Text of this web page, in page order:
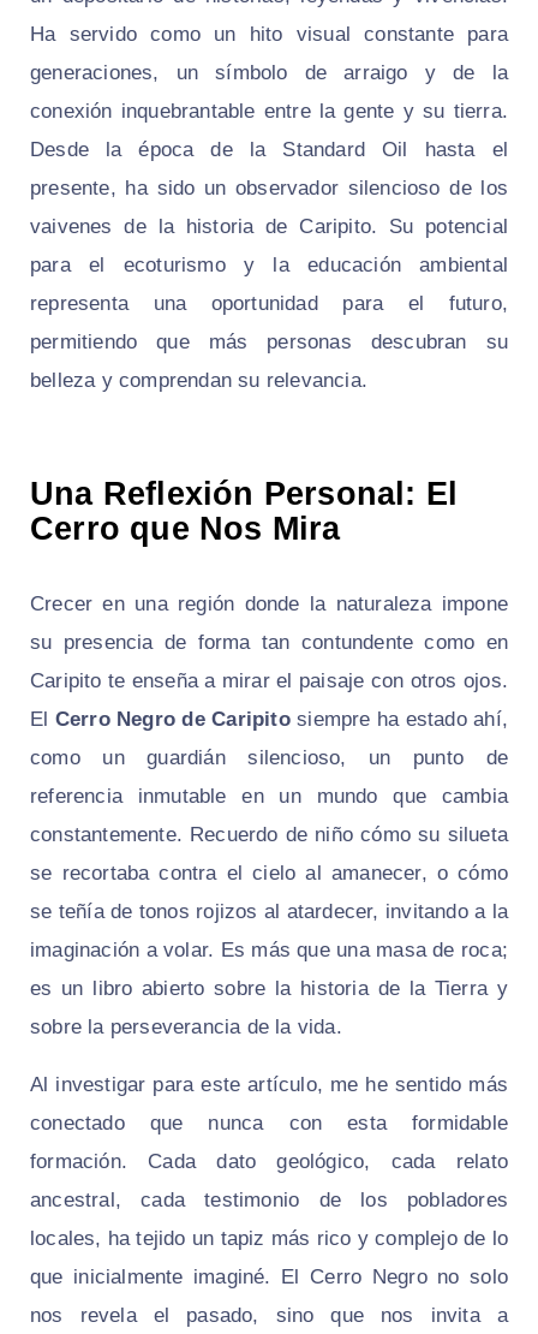
Ha servido como un hito visual constante para
generaciones, un símbolo de arraigo y de la
conexión inquebrantable entre la gente y su tierra.
Desde la época de la Standard Oil hasta el
presente, ha sido un observador silencioso de los
vaivenes de la historia de Caripito. Su potencial
para el ecoturismo y la educación ambiental
representa una oportunidad para el futuro,
permitiendo que más personas descubran su
belleza y comprendan su relevancia.
Una Reflexión Personal: El
Cerro que Nos Mira
Crecer en una región donde la naturaleza impone
su presencia de forma tan contundente como en
Caripito te enseña a mirar el paisaje con otros ojos.
El Cerro Negro de Caripitosiempre ha estado ahí,
como un guardián silencioso, un punto de
referencia inmutable en un mundo que cambia
constantemente. Recuerdo de niño cómo su silueta
se recortaba contra el cielo al amanecer, o cómo
se teñía de tonos rojizos al atardecer, invitando a la
imaginación a volar. Es más que una masa de roca;
es un libro abierto sobre la historia de la Tierra y
sobre la perseverancia de la vida.
Al investigar para este artículo, me he sentido más
conectado que nunca con esta formidable
formación. Cada dato geológico, cada relato
ancestral, cada testimonio de los pobladores
locales, ha tejido un tapiz más rico y complejo de lo
que inicialmente imaginé. El Cerro Negro no solo
nos revela el pasado, sino que nos invita a